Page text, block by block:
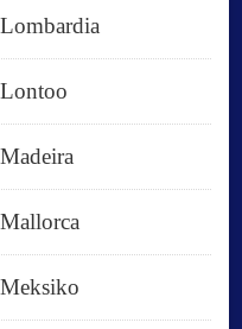
Lombardia
Lontoo
Madeira
Mallorca
Meksiko